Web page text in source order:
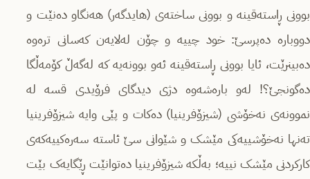
بوونی ڕاستەقینە و بوونی ساختەی (هایدگەر) هەنگاو دەنێت و
دووبارە دەپرسێ: خود چییە و چۆن لەلایەن کەسانی ترەوە
دەبینرێت، ئایا بوونی ڕاستەقینە ئەو بوونەیە کە لەگەڵ کۆمەڵگا
دەگونجێ؟! لەو بارەشەوە دژی دیدگای فرۆیدی قسە لە
نموونەی نەخۆشی (شیزۆفرینیا) دەکات و پێی وایە شیزۆفرینیا
تەنها نەخۆشییەکی مێشک و شێوانی سێ ئاستە سەرەکییەکەی
کارکردنی مێشک نییە؛ بەڵکە شیزۆفرینیا دەتوانێت ڕێگایەک بێت